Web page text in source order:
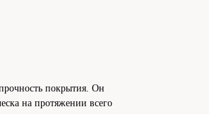
покрытия. Он
на протяжении всего